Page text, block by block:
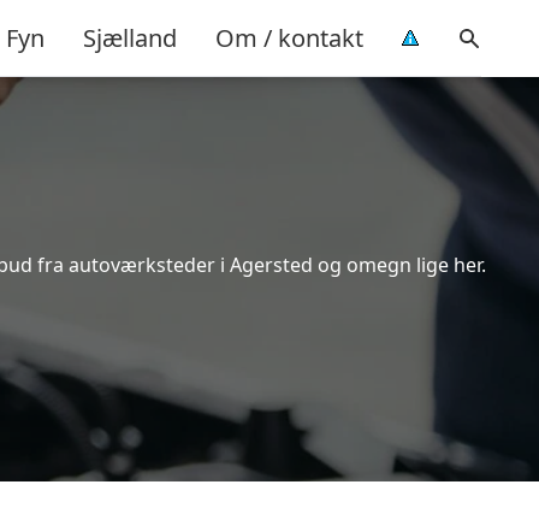
Fyn Sjælland Om / kontakt
fra autoværksteder i Agersted og omegn lige her.